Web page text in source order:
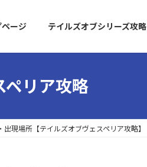
ージ テイルズオブシリーズ攻略
ペリア攻略
現場所【テイルズオブヴェスペリア攻略】